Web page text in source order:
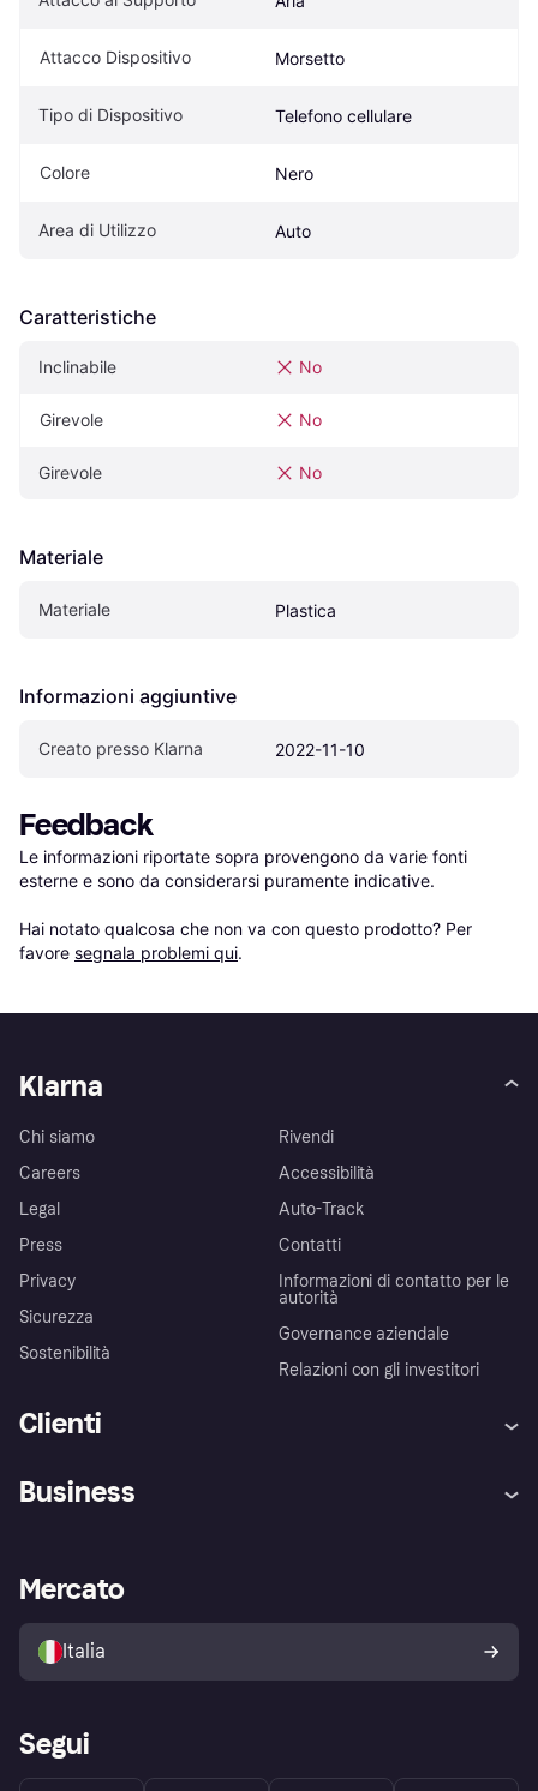
Attacco Dispositivo Morsetto
Tipo di Dispositivo Telefono cellulare
Colore Nero
Area di Utilizzo Auto
Caratteristiche
Inclinabile No
Girevole No
Girevole No
Materiale
Materiale Plastica
Informazioni aggiuntive
Creato presso Klarna 2022-11-10
Feedback
Le informazioni riportate sopra provengono da varie fonti
esterne e sono da considerarsi puramente indicative.
Hai notato qualcosa che non va con questo prodotto? Per
favore segnala problemi qui.
Klarna
Chi siamo
Careers
Legal
Press
Privacy
Sicurezza
Sostenibilità
Rivendi
Accessibilità
Auto-Track
Contatti
Informazioni di contatto per le
autorità
Governance aziendale
Relazioni con gli investitori
Clienti
Assistenza
Esplora i negozi
Politica di protezione
dell'acquirente Klarna
Business
Accesso aziende
Mercato
Italia
Segui